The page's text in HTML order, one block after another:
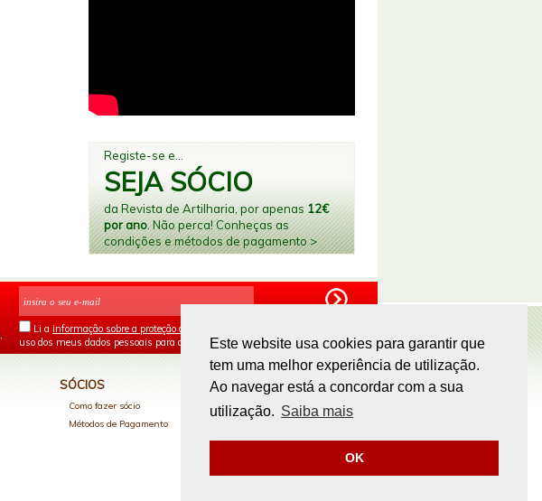
Este website usa cookies para garantir que
tem uma melhor experiência de utilização.
Ao navegar está a concordar com a sua
utilização. Saiba mais
OK
Registe-se e...
SEJA SÓCIO
da Revista de Artilharia, por apenas 12€
por ano. Não perca! Conheças as
condições e métodos de pagamento >
Li a informação sobre a proteção de dados
uso dos meus dados pessoais para os fins mencionados.
SÓCIOS
Como fazer sócio
Métodos de Pagamento
PAGAMENTOS ONLINE